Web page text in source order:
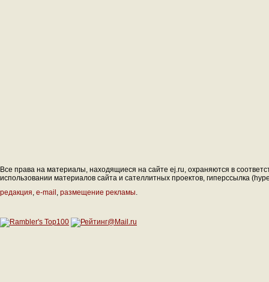
Все права на материалы, находящиеся на сайте ej.ru, охраняются в
использовании материалов сайта и сателлитных проектов, гиперссылка
редакция, e-mail , размещение рекламы.